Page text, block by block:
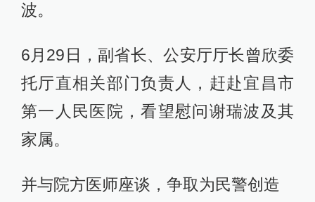
波。
6月29日，副省长、公安厅厅长曾欣委
托厅直相关部门负责人，赶赴宜昌市
第一人民医院，看望慰问谢瑞波及其
家属。
并与院方医师座谈，争取为民警创造